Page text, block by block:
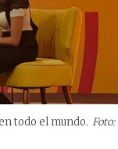
todo el mundo. Foto: